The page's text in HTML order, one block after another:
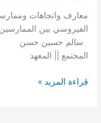
معارف واتجاهات
الفيروسي بين
سالم حسين
المجتمع || المعهد
من
عدوى
التهاب
الكبد
بين
قراءة المزيد »